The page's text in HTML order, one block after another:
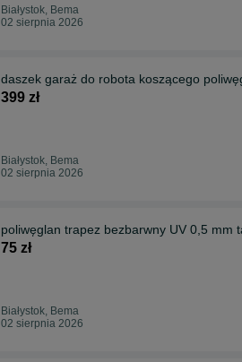
Białystok, Bema
02 sierpnia 2026
daszek garaż do robota koszącego
399 zł
Białystok, Bema
02 sierpnia 2026
poliwęglan trapez bezbarwny UV 0,5 mm
75 zł
Białystok, Bema
02 sierpnia 2026